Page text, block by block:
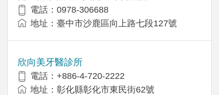
電話：0978-306688
地址：臺中市沙鹿區向上路七段127號
欣向美牙醫診所
電話：+886-4-720-2222
地址：彰化縣彰化市東民街62號